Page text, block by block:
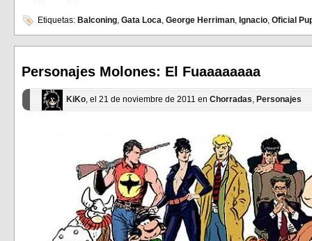
en
Facebook
(Se
abre
ventana
nueva)
en
(Se
abre
ventana
nueva)
Etiquetas: Balconing, Gata Loca, George Herriman, Ignacio, Oficial
Personajes Molones: El Fuaaaaaaaa
KiKo, el 21 de noviembre de 2011 en Chorradas, Personajes